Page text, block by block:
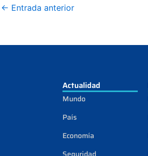
← Entrada anterior
Actualidad
Mundo
País
Economía